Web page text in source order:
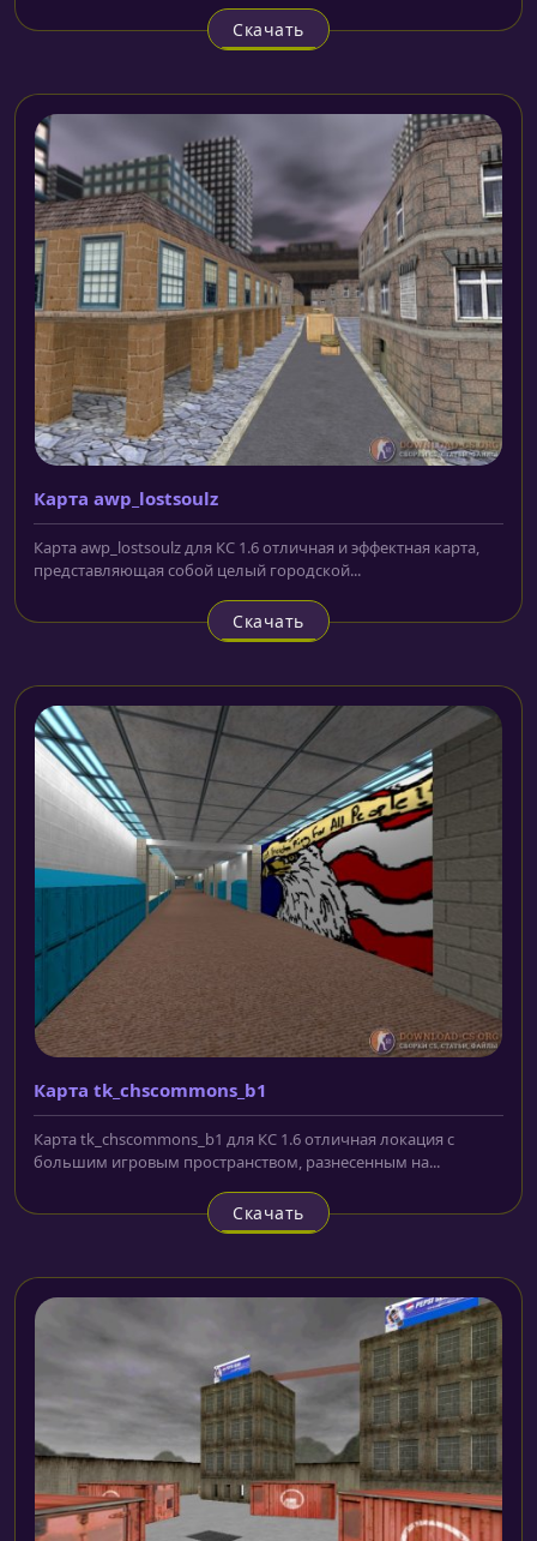
Скачать
Карта awp_lostsoulz
Карта awp_lostsoulz для КС 1.6 отличная и эффектная карта,
представляющая собой целый городской...
Скачать
Карта tk_chscommons_b1
Карта tk_chscommons_b1 для КС 1.6 отличная локация с
большим игровым пространством, разнесенным на...
Скачать